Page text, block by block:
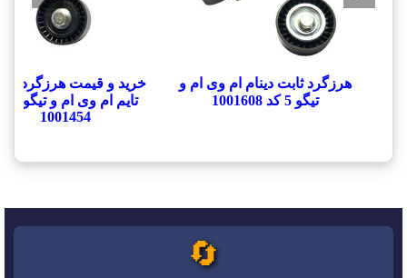
هرزگرد ثابت دینام ام وی ام و
تیگو 5 کد 1001608
خرید و قیمت هرزگرد
1001454
🔄